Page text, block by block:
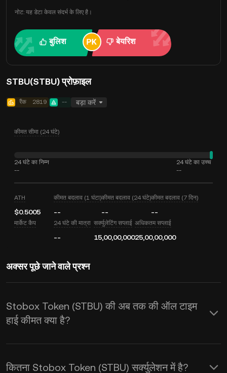
नोट: यह डेटा केवल संदर्भ के लिए है।
बुलिश बेयरिश
STBU(STBU) प्रोफ़ाइल
रैंक 2819 -- बड़ा करें
कीमत सीमा (24 घंटे)
24 घंटे का निम्न
--
24 घंटे का उच्च
--
ATH
$0.5005
कीमत बदलाव (1 घंटा)
--
कीमत बदलाव (24 घंटे)
--
कीमत बदलाव (7 दिन)
--
मार्केट कैप 24 घंटे की मात्रा
--
सर्क्युलेटिंग सप्लाई
15,00,00,000
अधिकतम सप्लाई
25,00,00,000
अक्सर पूछे जाने वाले प्रश्न
Stobox Token (STBU) की अब तक की ऑल टाइम
हाई कीमत क्या है?
कितना Stobox Token (STBU) सर्क्युलेशन में है?